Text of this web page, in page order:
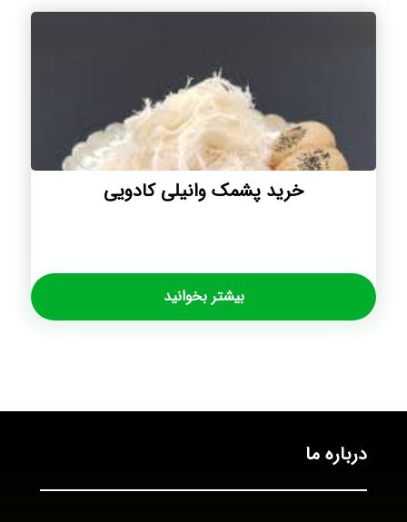
خرید پشمک وانیلی کادویی
بیشتر بخوانید
درباره ما